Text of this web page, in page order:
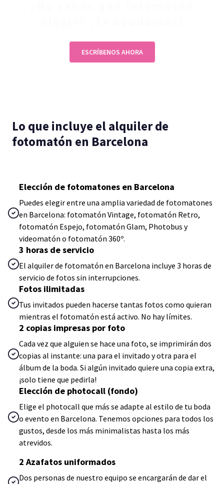
ESCRÍBENOS AHORA
Lo que incluye el alquiler de
fotomatón en Barcelona
Elección de fotomatones en Barcelona
Puedes elegir entre una amplia variedad de fotomatones
en Barcelona: fotomatón Vintage, fotomatón Retro,
fotomatón Espejo, fotomatón Glam, Photobus y
videomatón o fotomatón 360º.
3 horas de servicio
El alquiler de fotomatón en Barcelona incluye 3 horas de
servicio de fotos sin interrupciones.
Fotos ilimitadas
Tus invitados pueden hacerse tantas fotos como quieran
mientras el fotomatón está activo. No hay límites.
2 copias impresas por foto
Cada vez que alguien se hace una foto, se imprimirán dos
copias al instante: una para el invitado y otra para el
álbum de la boda. Si algún invitado quiere una copia extra,
¡solo tiene que pedirla!
Elección de photocall (fondo)
Elige el photocall que más se adapte al estilo de tu boda
o evento en Barcelona. Tenemos opciones para todos los
gustos, desde los más minimalistas hasta los más
atrevidos.
2 Azafatos uniformados
Dos personas de nuestro equipo se encargarán de dar el